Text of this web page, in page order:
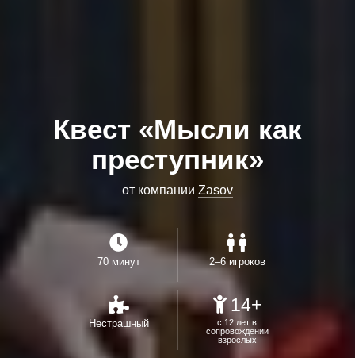
Квест «Мысли как
преступник»
от компании Zasov
70 минут 2–6 игроков
Нестрашный
14+
с 12 лет в
сопровождении
взрослых